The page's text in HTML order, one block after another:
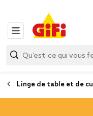
Linge de table et de